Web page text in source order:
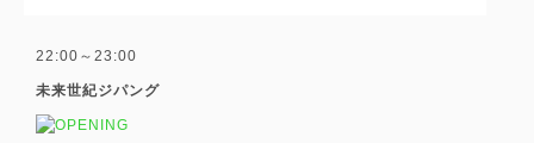
22:00～23:00
未来世紀ジパング